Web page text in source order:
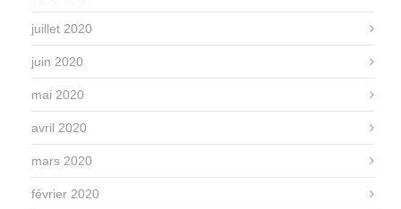
juillet 2020
juin 2020
mai 2020
avril 2020
mars 2020
février 2020